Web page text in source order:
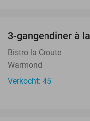
3-gangendiner à
Bistro la Croute
Warmond
Verkocht: 45